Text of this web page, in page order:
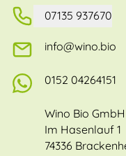
07135 937670
info@wino.bio
0152 04264151
Wino Bio GmbH
Im Hasenlauf 1
74336